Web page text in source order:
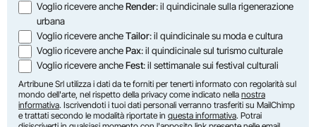
Voglio ricevere ancheRender: il quindicinale sulla rigenerazione
urbana
Voglio ricevere ancheTailor: il quindicinale su moda e cultura
Voglio ricevere anchePax: il quindicinale sul turismo culturale
Voglio ricevere ancheFest: il settimanale sui festival culturali
Artribune Srl utilizza i dati da te forniti per tenerti informato con regolarità sul
mondo dell'arte, nel rispetto della privacy come indicato nella nostra
informativa. Iscrivendoti i tuoi dati personali verranno trasferiti su MailChimp
e trattati secondo le modalità riportate in questa informativa. Potrai